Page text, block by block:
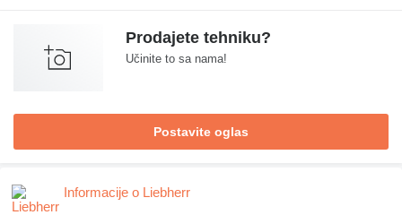
Prodajete tehniku?
Učinite to sa nama!
Postavite oglas
Informacije o Liebherr